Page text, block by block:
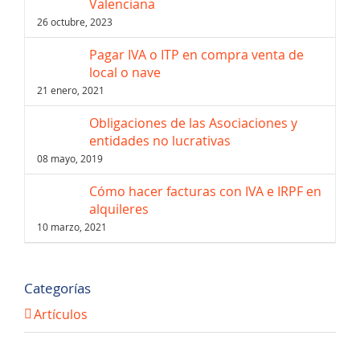
Valenciana
26 octubre, 2023
Pagar IVA o ITP en compra venta de
local o nave
21 enero, 2021
Obligaciones de las Asociaciones y
entidades no lucrativas
08 mayo, 2019
Cómo hacer facturas con IVA e IRPF en
alquileres
10 marzo, 2021
Categorías
Artículos